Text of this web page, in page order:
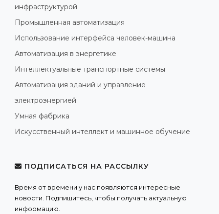
инфраструктурой
Промышленная автоматизация
Использование интерфейса человек-машина
Автоматизация в энергетике
Интеллектуальные транспортные системы
Автоматизация зданий и управление
электроэнергией
Умная фабрика
Искусственный интеллект и машинное обучение
ПОДПИСАТЬСЯ НА РАССЫЛКУ
Время от времени у нас появляются интересные
новости. Подпишитесь, чтобы получать актуальную
информацию.